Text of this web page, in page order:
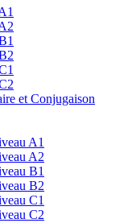
et Conjugaison
A1
A2
B1
B2
C1
C2